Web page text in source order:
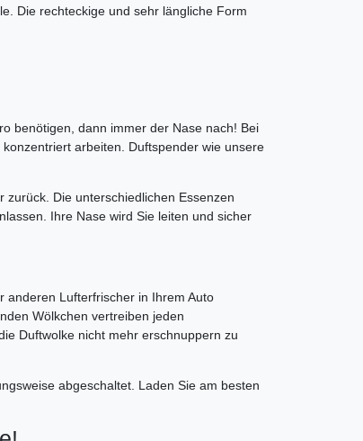
Die rechteckige und sehr längliche Form
benötigen, dann immer der Nase nach! Bei
arbeiten. Duftspender wie unsere
Die unterschiedlichen Essenzen
Ihre Nase wird Sie leiten und sicher
anderen Lufterfrischer in Ihrem Auto
Wölkchen vertreiben jeden
Duftwolke nicht mehr erschnuppern zu
abgeschaltet. Laden Sie am besten